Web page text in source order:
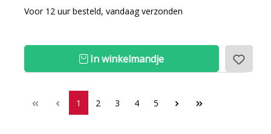
Voor 12 uur besteld, vandaag verzonden
In winkelmandje
1 2 3 4 5